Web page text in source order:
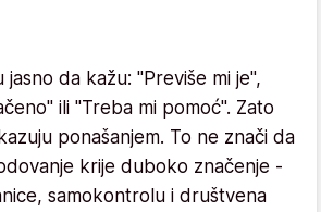
da kažu: "Previše mi je",
ili "Treba mi pomoć". Zato
ponašanjem. To ne znači da
krije duboko značenje -
samokontrolu i društvena